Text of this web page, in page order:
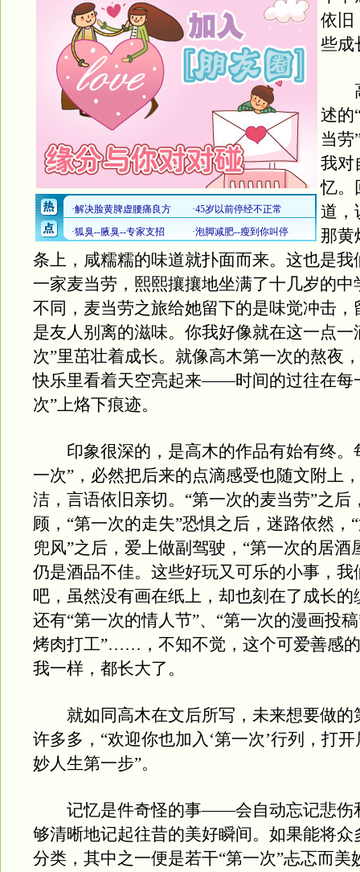
依旧
些成
高
述的
当劳
我对
忆。
道，
那黄
条上，咸糯糯的味道就扑面而来。这也是我
一家麦当劳，熙熙攘攘地坐满了十几岁的中
不同，麦当劳之旅给她留下的是味觉冲击，
是友人别离的滋味。你我好像就在这一点一
次”里茁壮着成长。就像高木第一次的熬夜
快乐里看着天空亮起来——时间的过往在每
次”上烙下痕迹。
印象很深的，是高木的作品有始有终。
一次”，必然把后来的点滴感受也随文附上
洁，言语依旧亲切。“第一次的麦当劳”之后
顾，“第一次的走失”恐惧之后，迷路依然，
兜风”之后，爱上做副驾驶，“第一次的居酒
仍是酒品不佳。这些好玩又可乐的小事，我
吧，虽然没有画在纸上，却也刻在了成长的
还有“第一次的情人节”、“第一次的漫画投
烤肉打工”……，不知不觉，这个可爱善感
我一样，都长大了。
就如同高木在文后所写，未来想要做的
许多多，“欢迎你也加入‘第一次’行列，打
妙人生第一步”。
记忆是件奇怪的事——会自动忘记悲伤
够清晰地记起往昔的美好瞬间。如果能将众
分类，其中之一便是若干“第一次”忐忑而美